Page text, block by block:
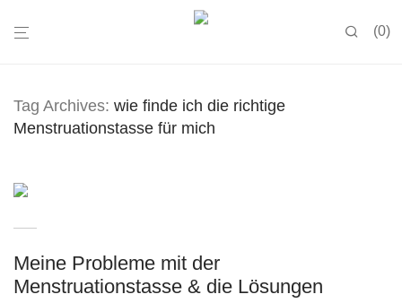
0
Tag Archives: wie finde ich die richtige
Menstruationstasse für mich
Meine Probleme mit der
Menstruationstasse & die Lösungen